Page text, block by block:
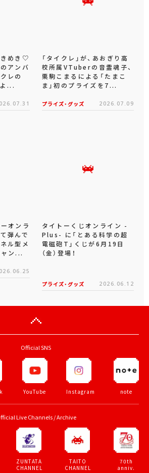
きめき♡
アンバ
レの
...
「タイクレ」が、あおぎり高
校所属VTuberの音霊魂子、
栗駒こまるによる「たまこ
ま」初のプライズを7...
プライズ・グッズ 2026.07.09
オンラ
弾んで
ル型メ
ン...
タイトーくじオンライン -
Plus- に「とある科学の超
電磁砲T」くじが6月19日
（金）登場！
プライズ・グッズ 2026.06.12
Official SNS
YouTube Instagram note
Live Channels / Archive
ZUNTATA
CHANNEL
TAITO
CHANNEL
70th
anniv.